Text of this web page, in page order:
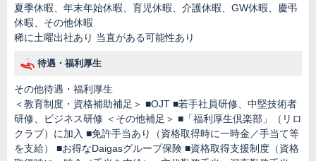
夏季休暇、年末年始休暇、育児休暇、介護休暇、GW休暇、慶弔
休暇、その他休暇
稀に土曜出社あり 当直がある可能性あり
待遇・福利厚生
その他待遇・福利厚生
＜教育制度・資格補助補足＞ ■OJT ■若手社員研修、中堅技術者
研修、ビジネス研修 ＜その他補足＞ ■「福利厚生倶楽部」（リロ
クラブ）に加入 ■免許手当あり（資格取得時に一時金／手当て等
を支給） ■お得なDaigasグループ保険 ■資格取得支援制度（資格